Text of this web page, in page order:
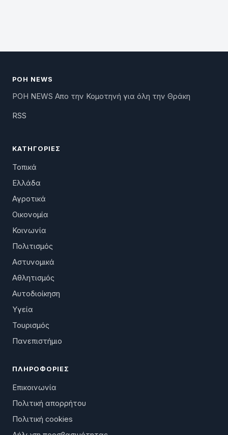
ΡΟΗ NEWS
ΡΟΗ NEWS Απο την Κομοτηνή για όλη την Θράκη
RSS
ΚΑΤΗΓΟΡΊΕΣ
Τοπικά
Ελλάδα
Αγροτικά
Οικονομία
Κοινωνία
Πολιτισμός
Αστυνομικά
Αθλητισμός
Αυτοδιοίκηση
Υγεία
Τουρισμός
Πανεπιστήμιο
ΠΛΗΡΟΦΟΡΊΕΣ
Επικοινωνία
Πολιτική απορρήτου
Πολιτική cookies